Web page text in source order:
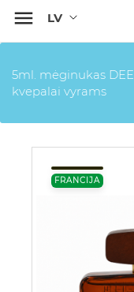

5ml. mėginukas
kvepalai vyrams
FRANCIJA